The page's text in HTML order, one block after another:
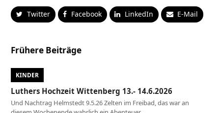
Twitter Facebook LinkedIn E-Mail
Frühere Beiträge
KINDER
Luthers Hochzeit Wittenberg 13.- 14.6.2026
Und Nachtrag Helmstedt 9.5.26 Zelten im Freibad, das war an